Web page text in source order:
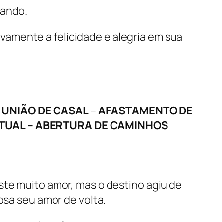
a felicidade e alegria em sua
DE CASAL – AFASTAMENTO DE
– ABERTURA DE CAMINHOS
muito amor, mas o destino agiu de
seu amor de volta.